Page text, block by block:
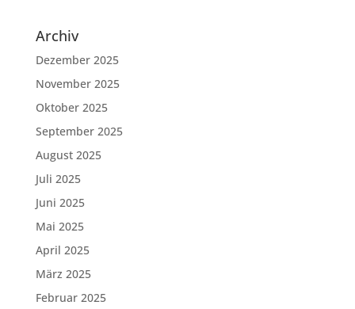
Archiv
Dezember 2025
November 2025
Oktober 2025
September 2025
August 2025
Juli 2025
Juni 2025
Mai 2025
April 2025
März 2025
Februar 2025